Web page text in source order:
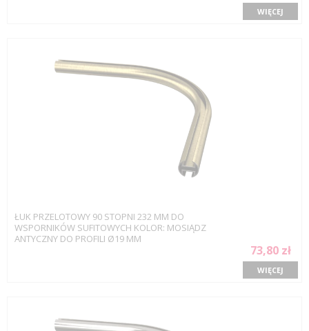
WIĘCEJ
ŁUK PRZELOTOWY 90 STOPNI 232 MM DO
WSPORNIKÓW SUFITOWYCH KOLOR: MOSIĄDZ
ANTYCZNY DO PROFILI Ø19 MM
73,80 zł
WIĘCEJ